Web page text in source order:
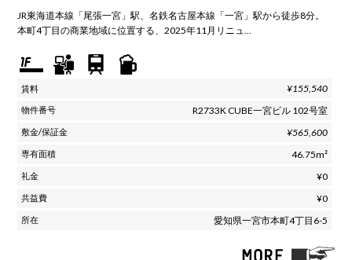
JR東海道本線「尾張一宮」駅、名鉄名古屋本線「一宮」駅から徒歩8分。
本町4丁目の商業地域に位置する、2025年11月リニュ…
¥155,540
R2733K CUBE一宮ビル 102号室
¥565,600
46.75m²
¥0
¥0
愛知県一宮市本町4丁目6-5